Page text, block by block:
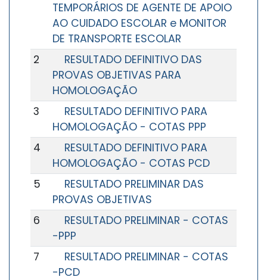
TEMPORÁRIOS DE AGENTE DE APOIO
AO CUIDADO ESCOLAR e MONITOR
DE TRANSPORTE ESCOLAR
2
RESULTADO DEFINITIVO DAS
PROVAS OBJETIVAS PARA
HOMOLOGAÇÃO
3
RESULTADO DEFINITIVO PARA
HOMOLOGAÇÃO - COTAS PPP
4
RESULTADO DEFINITIVO PARA
HOMOLOGAÇÃO - COTAS PCD
5
RESULTADO PRELIMINAR DAS
PROVAS OBJETIVAS
6
RESULTADO PRELIMINAR - COTAS
-PPP
7
RESULTADO PRELIMINAR - COTAS
-PCD